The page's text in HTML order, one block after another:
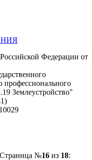
Федерации от
профессионального
Землеустройство"
Страница №16из 18: